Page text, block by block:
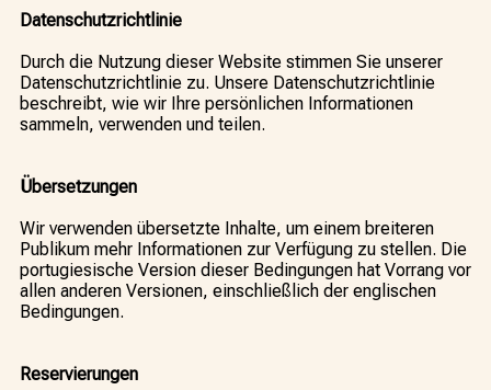
Datenschutzrichtlinie
Durch die Nutzung dieser Website stimmen Sie unserer
Datenschutzrichtlinie zu. Unsere Datenschutzrichtlinie
beschreibt, wie wir Ihre persönlichen Informationen
sammeln, verwenden und teilen.
Übersetzungen
Wir verwenden übersetzte Inhalte, um einem breiteren
Publikum mehr Informationen zur Verfügung zu stellen. Die
portugiesische Version dieser Bedingungen hat Vorrang vor
allen anderen Versionen, einschließlich der englischen
Bedingungen.
Reservierungen